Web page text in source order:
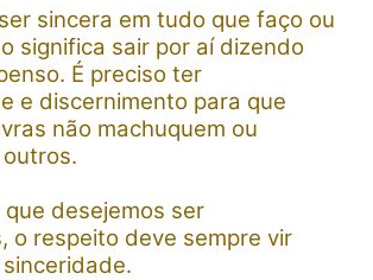
sincera em tudo que faço ou
significa sair por aí dizendo
É preciso ter
e discernimento para que
não machuquem ou
que desejemos ser
o respeito deve sempre vir